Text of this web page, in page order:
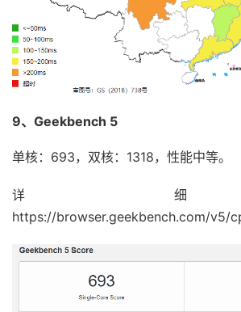
9、Geekbench 5
单核：693，双核：1318，性能中等。
详细
https://browser.geekbench.com/v5/